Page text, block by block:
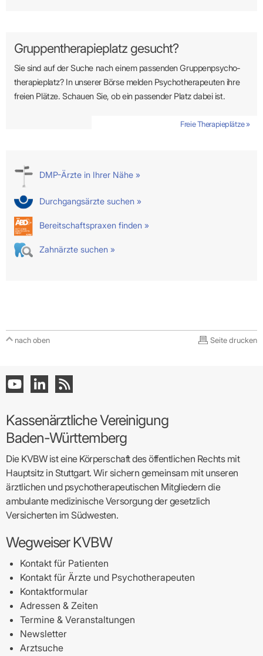
Gruppentherapieplatz gesucht?
Sie sind auf der Suche nach einem passenden Gruppen­psycho­
therapie­platz? In unserer Börse melden Psycho­­thera­­peuten ihre
freien Plätze. Schauen Sie, ob ein passender Platz dabei ist.
Freie Therapieplätze »
DMP-Ärzte in Ihrer Nähe »
Durchgangsärzte suchen »
Bereitschaftspraxen finden »
Zahnärzte suchen »
nach oben Seite drucken
Kassenärztliche Vereinigung
Baden-Württemberg
Die KVBW ist eine Körperschaft des öffentlichen Rechts mit
Hauptsitz in Stuttgart. Wir sichern gemeinsam mit unseren
ärztlichen und psychotherapeutischen Mitgliedern die
ambulante medizinische Versorgung der gesetzlich
Versicherten im Südwesten.
Wegweiser KVBW
Kontakt für Patienten
Kontakt für Ärzte und Psychotherapeuten
Kontaktformular
Adressen & Zeiten
Termine & Veranstaltungen
Newsletter
Arztsuche